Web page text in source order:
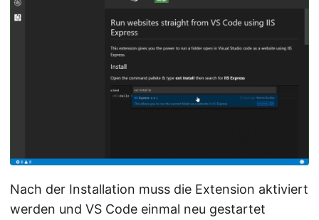
Nach der Installation muss die Extension aktiviert
werden und VS Code einmal neu gestartet